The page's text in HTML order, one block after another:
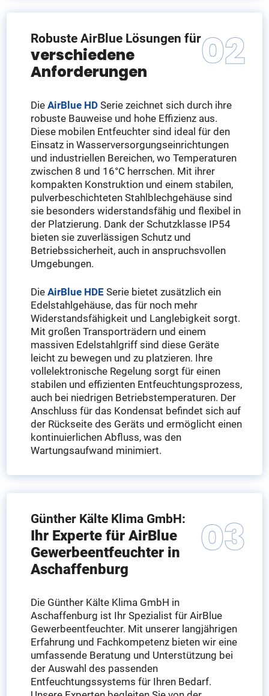
Robuste AirBlue Lösungen für
verschiedene
Anforderungen
DieAirBlue HD Serie zeichnet sich durch ihre
robuste Bauweise und hohe Effizienz aus.
Diese mobilen Entfeuchter sind ideal für den
Einsatz in Wasserversorgungseinrichtungen
und industriellen Bereichen, wo Temperaturen
zwischen 8 und 16°C herrschen. Mit ihrer
kompakten Konstruktion und einem stabilen,
pulverbeschichteten Stahlblechgehäuse sind
sie besonders widerstandsfähig und flexibel in
der Platzierung. Dank der Schutzklasse IP54
bieten sie zuverlässigen Schutz und
Betriebssicherheit, auch in anspruchsvollen
Umgebungen.
DieAirBlue HDE Serie bietet zusätzlich ein
Edelstahlgehäuse, das für noch mehr
Widerstandsfähigkeit und Langlebigkeit sorgt.
Mit großen Transporträdern und einem
massiven Edelstahlgriff sind diese Geräte
leicht zu bewegen und zu platzieren. Ihre
vollelektronische Regelung sorgt für einen
stabilen und effizienten Entfeuchtungsprozess,
auch bei niedrigen Betriebstemperaturen. Der
Anschluss für das Kondensat befindet sich auf
der Rückseite des Geräts und ermöglicht einen
kontinuierlichen Abfluss, was den
Wartungsaufwand minimiert.
Günther Kälte Klima GmbH:
Ihr Experte für AirBlue
Gewerbeentfeuchter in
Aschaffenburg
Die Günther Kälte Klima GmbH in
Aschaffenburg ist Ihr Spezialist für AirBlue
Gewerbeentfeuchter. Mit unserer langjährigen
Erfahrung und Fachkompetenz bieten wir eine
umfassende Beratung und Unterstützung bei
der Auswahl des passenden
Entfeuchtungssystems für Ihren Bedarf.